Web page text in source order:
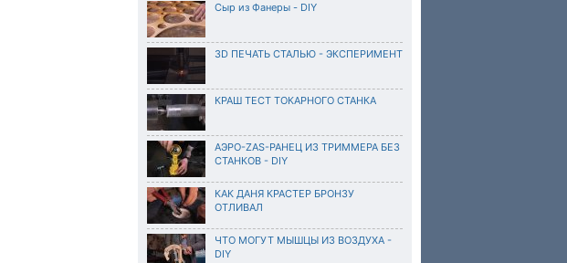
Сыр из Фанеры - DIY
3D ПЕЧАТЬ СТАЛЬЮ - ЭКСПЕРИМЕНТ
КРАШ ТЕСТ ТОКАРНОГО СТАНКА
АЭРО-ZAS-РАНЕЦ ИЗ ТРИММЕРА БЕЗ
СТАНКОВ - DIY
КАК ДАНЯ КРАСТЕР БРОНЗУ
ОТЛИВАЛ
ЧТО МОГУТ МЫШЦЫ ИЗ ВОЗДУХА -
DIY